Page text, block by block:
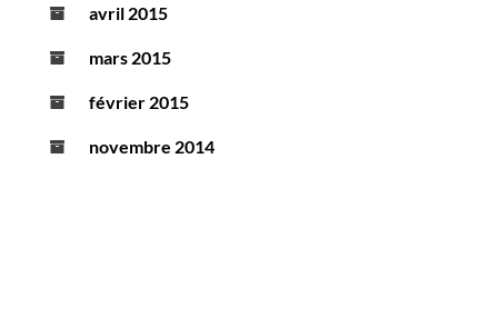
avril 2015
mars 2015
février 2015
novembre 2014